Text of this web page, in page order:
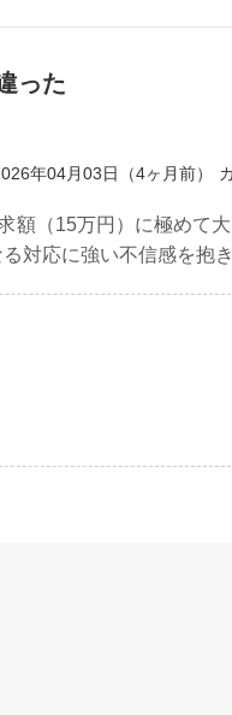
った
年04月03日（4ヶ月前）
額（15万円）に極めて
対応に強い不信感を抱